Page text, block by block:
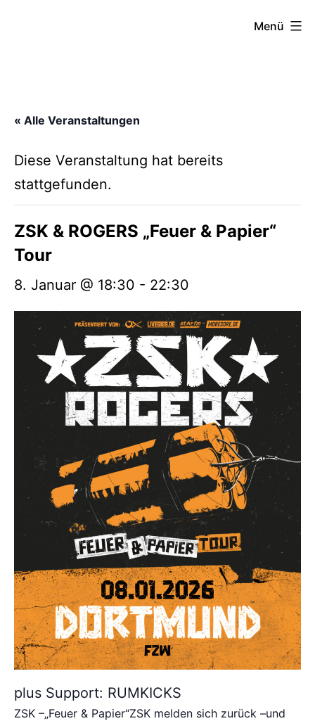
Menü
« Alle Veranstaltungen
Diese Veranstaltung hat bereits
stattgefunden.
ZSK & ROGERS „Feuer & Papier“
Tour
8. Januar @ 18:30 - 22:30
plus Support: RUMKICKS
ZSK –„Feuer & Papier“ZSK melden sich zurück –und